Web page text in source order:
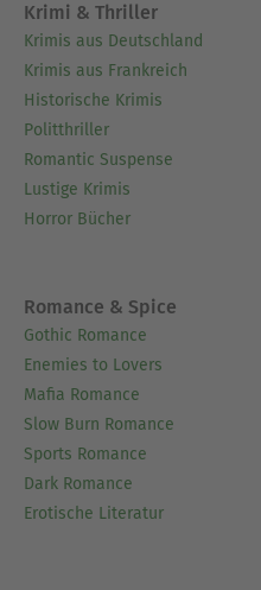
Krimi & Thriller
Krimis aus Deutschland
Krimis aus Frankreich
Historische Krimis
Politthriller
Romantic Suspense
Lustige Krimis
Horror Bücher
Romance & Spice
Gothic Romance
Enemies to Lovers
Mafia Romance
Slow Burn Romance
Sports Romance
Dark Romance
Erotische Literatur